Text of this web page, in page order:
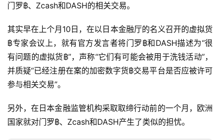
门罗฿、Zcash和DASH的相关交易。
其实早在上个月10日，在以日本金融厅的名义召开的虚拟货
฿专家会议上，就有官方发言者将门罗฿和DASH描述为“很
有问题的虚拟货฿”，声称“它们有可能会被用于洗钱活动”，
并质疑“已经注册在案的加密数字货฿交易平台是否应被许可
参与相关交易”。
另外，在日本金融监管机构采取取缔行动前的一个月，欧洲
国家就对门罗฿、Zcash和DASH产生了类似的担忧。